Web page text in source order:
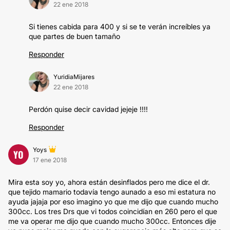
22 ene 2018
Si tienes cabida para 400 y si se te verán increíbles ya
que partes de buen tamaño
Responder
YuridiaMijares
22 ene 2018
Perdón quise decir cavidad jejeje !!!!
Responder
YO
Yoys
17 ene 2018
Mira esta soy yo, ahora están desinflados pero me dice el dr.
que tejido mamario todavía tengo aunado a eso mi estatura no
ayuda jajaja por eso imagino yo que me dijo que cuando mucho
300cc. Los tres Drs que vi todos coincidían en 260 pero el que
me va operar me dijo que cuando mucho 300cc. Entonces dije